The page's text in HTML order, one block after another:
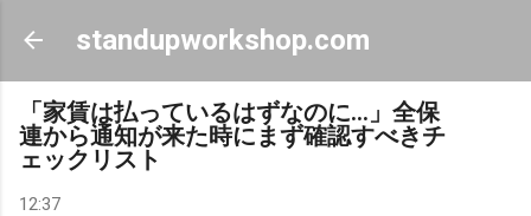
スキップしてメイン コンテンツに移動
standupworkshop.com
「家賃は払っているはずなのに…」全保
連から通知が来た時にまず確認すべきチ
ェックリスト
12:37